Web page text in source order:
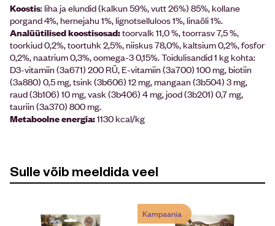
Koostis: liha ja elundid (kalkun 59%, vutt 26%) 85%, kollane
porgand 4%, hernejahu 1%, lignotselluloos 1%, linaõli 1%.
Analüütilised koostisosad:toorvalk 11,0 %, toorrasv 7,5 %,
toorkiud 0,2%, toortuhk 2,5%, niiskus 78,0%, kaltsium 0,2%, fosfor
0,2%, naatrium 0,3%, oomega-3 0,15%. Toidulisandid 1 kg kohta:
D3-vitamiin (3a671) 200 RÜ, E-vitamiin (3a700) 100 mg, biotiin
(3a880) 0,5 mg, tsink (3b606) 12 mg, mangaan (3b504) 3 mg,
raud (3b106) 10 mg, vask (3b406) 4 mg, jood (3b201) 0,7 mg,
tauriin (3a370) 800 mg.
Metaboolne energia:1130 kcal/kg
Sulle võib meeldida veel
Kampaania